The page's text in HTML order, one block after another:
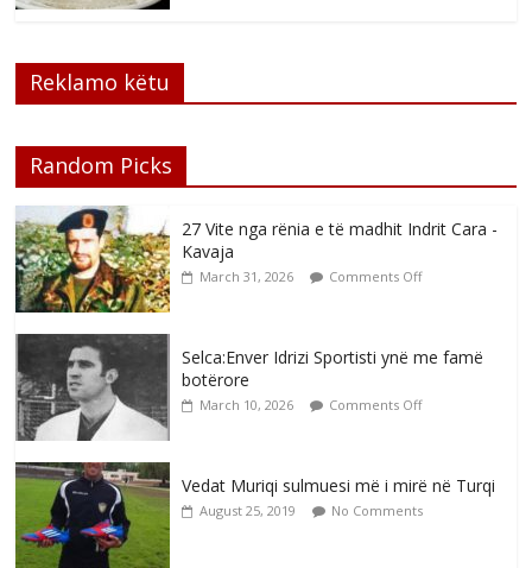
Reklamo këtu
Random Picks
27 Vite nga rënia e të madhit Indrit Cara -
Kavaja
March 31, 2026 Comments Off
Selca:Enver Idrizi Sportisti ynë me famë
botërore
March 10, 2026 Comments Off
Vedat Muriqi sulmuesi më i mirë në Turqi
August 25, 2019 No Comments